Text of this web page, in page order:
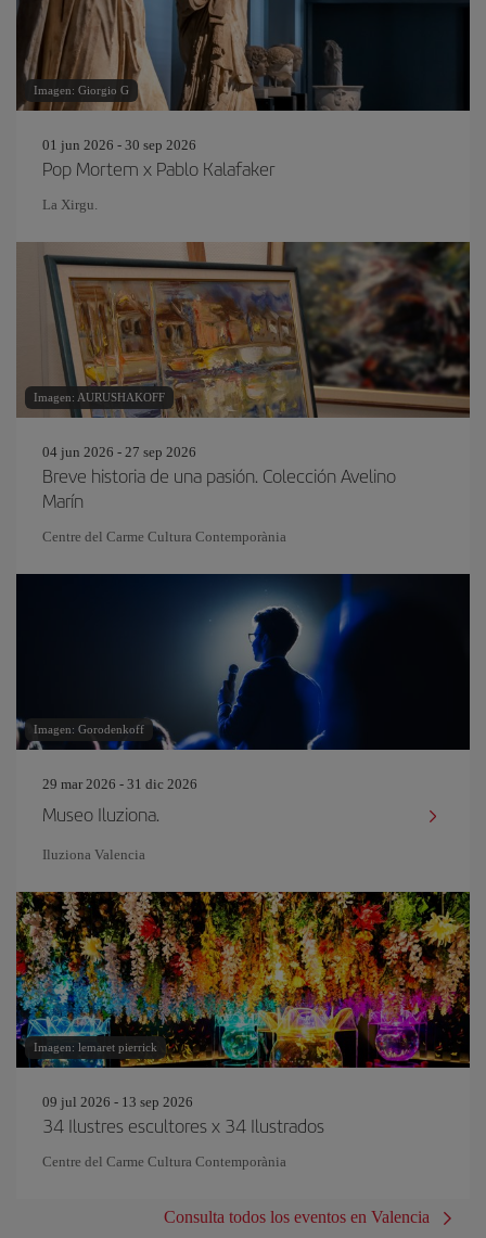
Imagen: Giorgio G
01 jun 2026 - 30 sep 2026
Pop Mortem x Pablo Kalafaker
La Xirgu.
Imagen: AURUSHAKOFF
04 jun 2026 - 27 sep 2026
Breve historia de una pasión. Colección Avelino
Marín
Centre del Carme Cultura Contemporània
Imagen: Gorodenkoff
29 mar 2026 - 31 dic 2026
Museo Iluziona.
Iluziona Valencia
Imagen: lemaret pierrick
09 jul 2026 - 13 sep 2026
34 Ilustres escultores x 34 Ilustrados
Centre del Carme Cultura Contemporània
Consulta todos los eventos en Valencia